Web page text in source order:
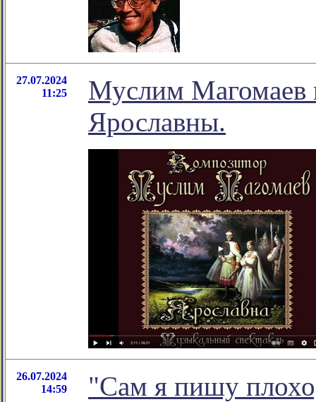
27.07.2024
11:25
Муслим Магомаев
Ярославны.
26.07.2024
14:59
"Сам я пишу